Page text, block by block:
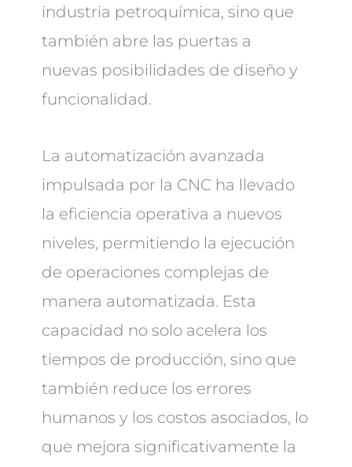
industria petroquímica, sino que
también abre las puertas a
nuevas posibilidades de diseño y
funcionalidad.
La automatización avanzada
impulsada por la CNC ha llevado
la eficiencia operativa a nuevos
niveles, permitiendo la ejecución
de operaciones complejas de
manera automatizada. Esta
capacidad no solo acelera los
tiempos de producción, sino que
también reduce los errores
humanos y los costos asociados, lo
que mejora significativamente la